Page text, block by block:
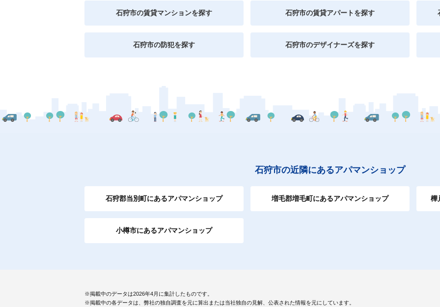
石狩市の賃貸マンションを探す 石狩市の賃貸アパートを探す
石狩市の防犯を探す 石狩市のデザイナーズを探す
石狩市の近隣にあるアパマンショップ
石狩郡当別町にあるアパマンショップ 増毛郡増毛町にあるアパマンショップ 樺
小樽市にあるアパマンショップ
※掲載中のデータは2026年4月に集計したものです。
※掲載中の各データは、弊社の独自調査を元に算出または当社独自の見解、公表された情報を元にしています。